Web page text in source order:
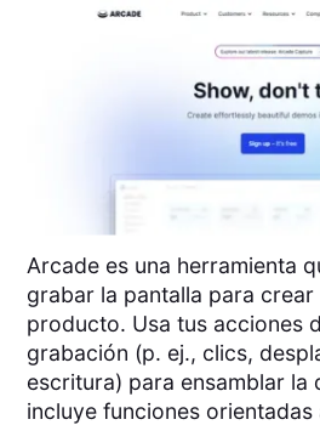
Arcade es una herramienta
grabar la pantalla para
producto. Usa tus acciones
grabación (p. ej., clics,
escritura) para ensamblar la
incluye funciones